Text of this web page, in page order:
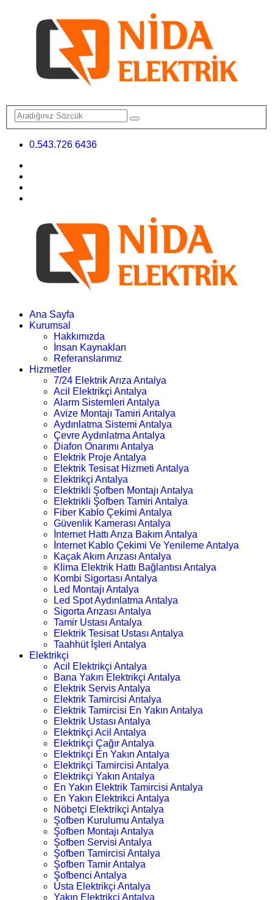
0.543.726 6436
Ana Sayfa
Kurumsal
Hakkımızda
İnsan Kaynakları
Referanslarımız
Hizmetler
7/24 Elektrik Arıza Antalya
Acil Elektrikçi Antalya
Alarm Sistemleri Antalya
Avize Montajı Tamiri Antalya
Aydınlatma Sistemi Antalya
Çevre Aydınlatma Antalya
Diafon Onarımı Antalya
Elektrik Proje Antalya
Elektrik Tesisat Hizmeti Antalya
Elektrikçi Antalya
Elektrikli Şofben Montajı Antalya
Elektrikli Şofben Tamiri Antalya
Fiber Kablo Çekimi Antalya
Güvenlik Kamerası Antalya
İnternet Hattı Arıza Bakım Antalya
İnternet Kablo Çekimi Ve Yenileme Antalya
Kaçak Akım Arızası Antalya
Klima Elektrik Hattı Bağlantısı Antalya
Kombi Sigortası Antalya
Led Montajı Antalya
Led Spot Aydınlatma Antalya
Sigorta Arızası Antalya
Tamir Ustası Antalya
Elektrik Tesisat Ustası Antalya
Taahhüt İşleri Antalya
Elektrikçi
Acil Elektrikçi Antalya
Bana Yakın Elektrikçi Antalya
Elektrik Servis Antalya
Elektrik Tamircisi Antalya
Elektrik Tamircisi En Yakın Antalya
Elektrik Ustası Antalya
Elektrikçi Acil Antalya
Elektrikçi Çağır Antalya
Elektrikçi En Yakın Antalya
Elektrikçi Tamircisi Antalya
Elektrikçi Yakın Antalya
En Yakın Elektrik Tamircisi Antalya
En Yakın Elektrikci Antalya
Nöbetçi Elektrikçi Antalya
Şofben Kurulumu Antalya
Şofben Montajı Antalya
Şofben Servisi Antalya
Şofben Tamircisi Antalya
Şofben Tamir Antalya
Şofbenci Antalya
Usta Elektrikçi Antalya
Yakın Elektrikçi Antalya